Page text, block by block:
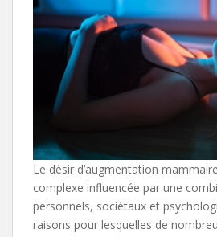
Le désir d’augmentation
complexe influencée par une
personnels, sociétaux et
raisons pour lesquelles de